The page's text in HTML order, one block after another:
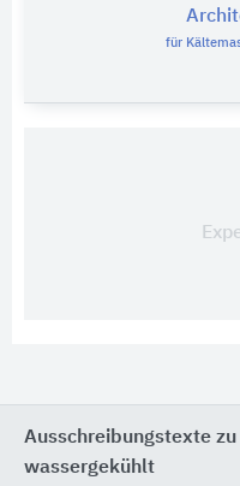
für
Ausschreibungstexte
wassergekühlt